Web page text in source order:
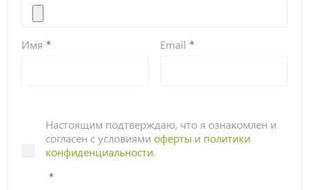
Имя Email
Настоящим подтверждаю, что я ознакомлен и
согласен с условиями оферты и политики
конфиденциальности.